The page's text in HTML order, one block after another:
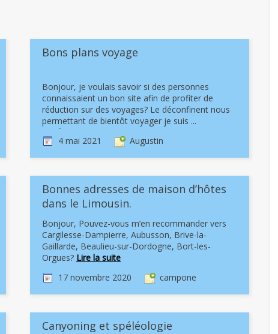
Bons plans voyage
Bonjour, je voulais savoir si des personnes
connaissaient un bon site afin de profiter de
réduction sur des voyages? Le déconfinent nous
permettant de bientôt voyager je suis ...
Lire la suite
4 mai 2021 Augustin
Bonnes adresses de maison d’hôtes
dans le Limousin.
Bonjour, Pouvez-vous m’en recommander vers
Cargilesse-Dampierre, Aubusson, Brive-la-
Gaillarde, Beaulieu-sur-Dordogne, Bort-les-
Orgues? Lire la suite
17 novembre 2020
campone
Canyoning et spéléologie